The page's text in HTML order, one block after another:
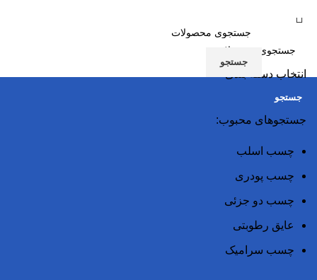
جستجو
انتخاب دسته بندی
جستجو
جستجوهای محبوب:
چسب اسلب
چسب پودری
چسب دو جزئی
عایق رطوبتی
چسب سرامیک